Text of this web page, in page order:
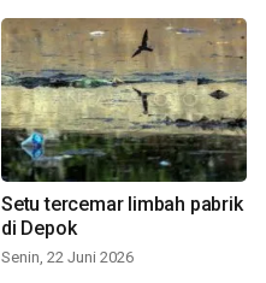
Setu tercemar limbah pabrik
di Depok
Senin, 22 Juni 2026